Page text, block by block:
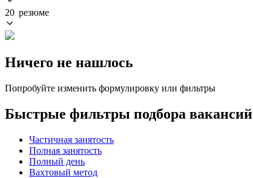
20 резюме
Ничего не нашлось
Попробуйте изменить формулировку или фильтры
Быстрые фильтры подбора вакансий
Частичная занятость
Полная занятость
Полный день
Вахтовый метод